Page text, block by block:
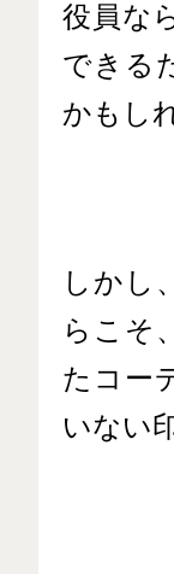
役員な
できる
かもし
しかし
らこそ
たコー
いない